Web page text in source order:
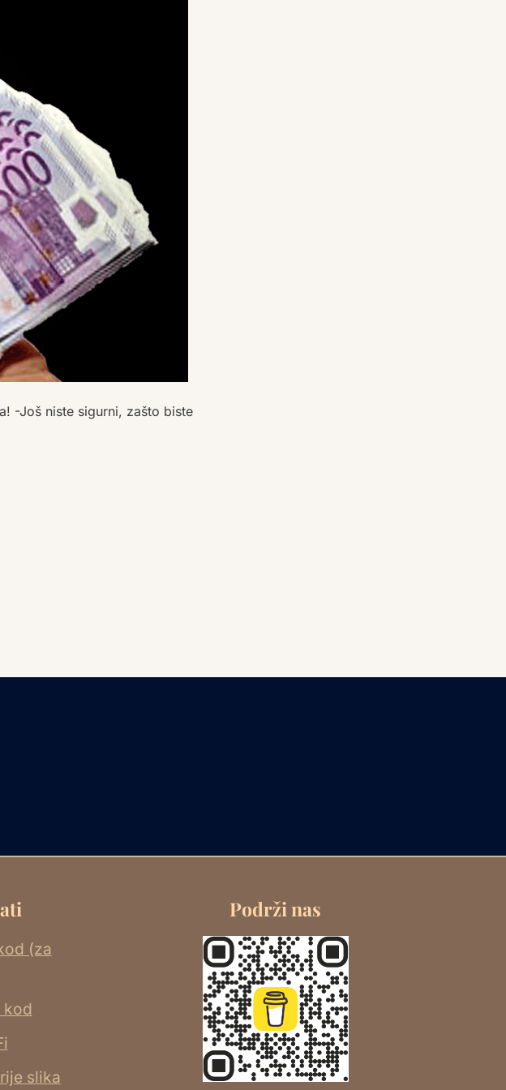
-Još niste sigurni, zašto biste
(za
kod
slika
Podrži nas